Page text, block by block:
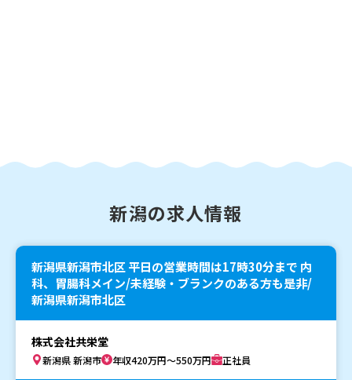
新潟の求人情報
新潟県新潟市北区 平日の営業時間は17時30分まで 内
科、胃腸科メイン/未経験・ブランクのある方も是非/
新潟県新潟市北区
株式会社共栄堂
新潟県 新潟市 年収420万円～550万円 正社員